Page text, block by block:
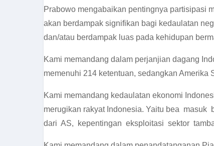
Prabowo mengabaikan pentingnya partisipasi
akan berdampak signifikan bagi kedaulatan
dan/atau berdampak luas pada kehidupan
Kami memandang dalam perjanjian dagang
memenuhi 214 ketentuan, sedangkan
Kami memandang kedaulatan ekonomi
merugikan rakyat Indonesia. Yaitu bea
dari AS, kepentingan eksploitasi sektor